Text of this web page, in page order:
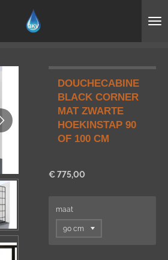
DOUCHECABINE
BLACK CORNER
MAT ZWARTE
HOEKINSTAP 90
OF 100 CM
€ 775,00
maat